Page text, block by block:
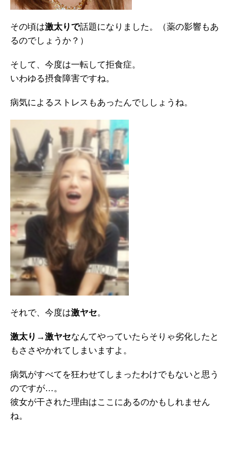
その頃は激太りで話題になりました。（薬の影響もあ
るのでしょうか？）
そして、今度は一転して拒食症。
いわゆる摂食障害ですね。
病気によるストレスもあったんでししょうね。
それで、今度は激ヤセ。
激太り →激ヤセなんてやっていたらそりゃ劣化したと
もささやかれてしまいますよ。
病気がすべてを狂わせてしまったわけでもないと思う
のですが…。
彼女が干された理由はここにあるのかもしれません
ね。